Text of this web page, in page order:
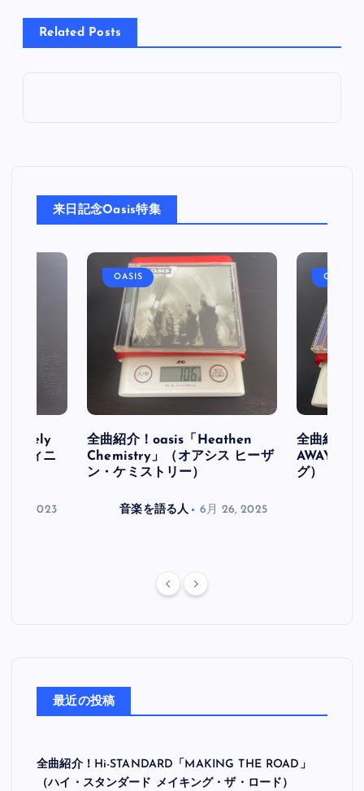
ビ
ョ
ン
Related Posts
来日記念Oasis特集
フィニ
30, 2023
OASIS
全曲紹介！oasis「Heathen
Chemistry」（オアシス ヒーザ
ン・ケミストリー）
音楽を語る人 6月 26, 2025
OASIS
全曲紹介
AWAY」
グ）
最近の投稿
全曲紹介！Hi-STANDARD「MAKING THE ROAD」
（ハイ・スタンダード メイキング・ザ・ロード）